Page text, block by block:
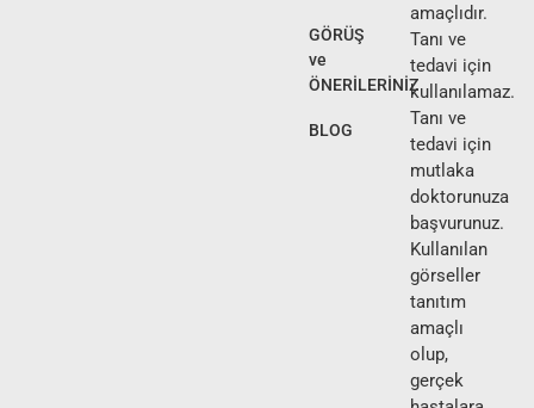
GÖRÜŞ
ve
ÖNERİLERİNİZ
BLOG
amaçlıdır.
Tanı ve
tedavi için
kullanılamaz.
Tanı ve
tedavi için
mutlaka
doktorunuza
başvurunuz.
Kullanılan
görseller
tanıtım
amaçlı
olup,
gerçek